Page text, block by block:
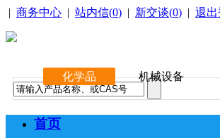
| 商务中心 | 站内信(0) | 新交谈(0) | 退
化学品 机械设备
首页